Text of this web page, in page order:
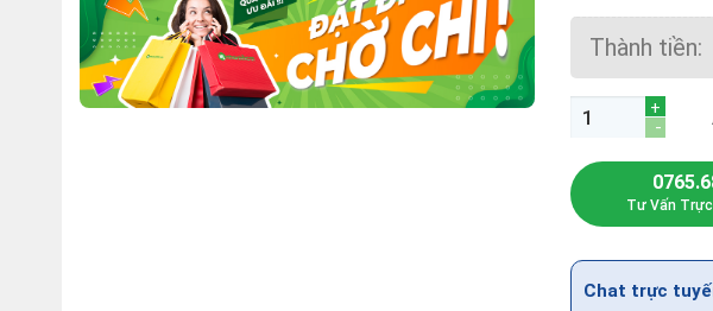
Thành tiền:
In Decal Giấy
Tư Vấn
Chat trực